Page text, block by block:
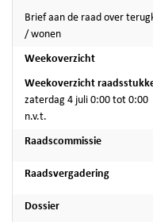
Brief aan de raad over
/ wonen
Weekoverzicht
Weekoverzicht
zaterdag 4 juli 0:00 tot 0:00
n.v.t.
Raadscommissie
Raadsvergadering
Dossier